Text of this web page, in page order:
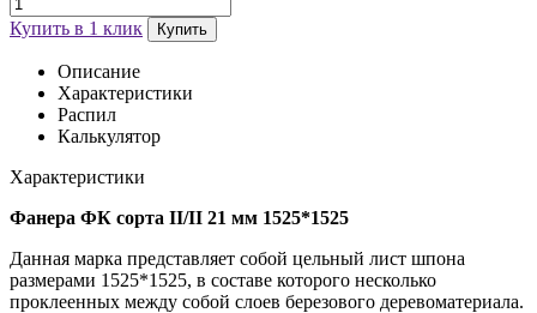
Купить в 1 клик Купить
Описание
Характеристики
Распил
Калькулятор
Характеристики
Фанера ФК сорта II/II 21 мм 1525*1525
Данная марка представляет собой цельный лист шпона
размерами 1525*1525, в составе которого несколько
проклеенных между собой слоев березового деревоматериала.